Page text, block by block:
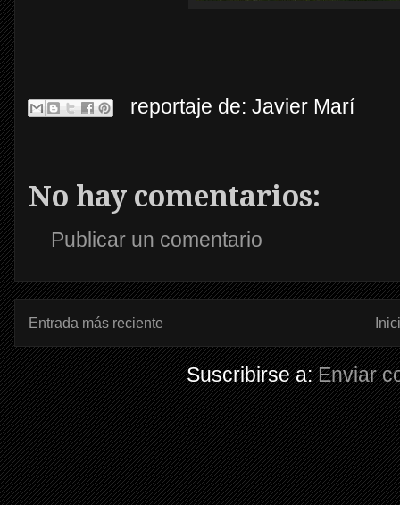
reportaje de: Javier Marí
No hay comentarios:
Publicar un comentario
Entrada más reciente
Suscribirse a:Enviar